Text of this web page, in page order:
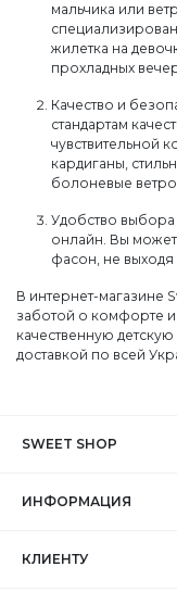
мальчика или
жилетка на
прохладных
Качество и
стандартам
чувствительной
кардиганы,
болоневые
Удобство выбора
онлайн. Вы
фасон, не выходя
В интернет-магазине
заботой о комфорте
качественную
доставкой по всей
SWEET SHOP
ИНФОРМАЦИЯ
КЛИЕНТУ